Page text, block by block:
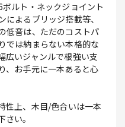
ルト・ネックジョイント
よるブリッジ搭載等、
低音は、ただのコストパ
では納まらない本格的な
広いジャンルで根強い支
、お手元に一本あると心
性上、木目/色合いは一本
い。